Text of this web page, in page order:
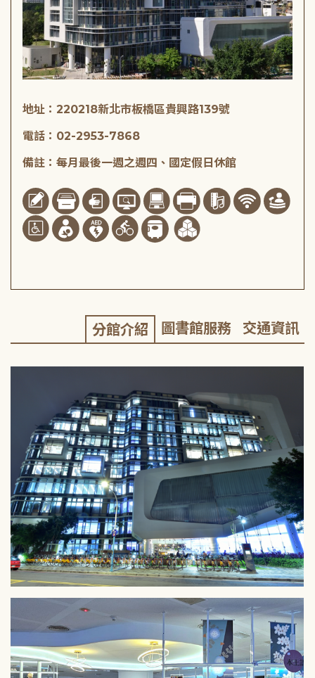
地址：220218新北市板橋區貴興路139號
電話：02-2953-7868
備註：每月最後一週之週四、國定假日休館
分館介紹 圖書館服務 交通資訊